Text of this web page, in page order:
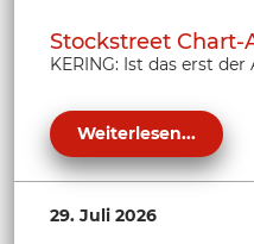
Stockstreet Chart-
KERING: Ist das erst
Weiterlesen...
29. Juli 2026